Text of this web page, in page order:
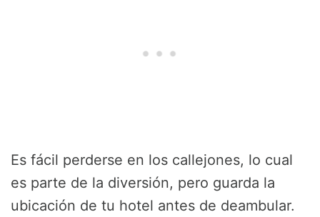
Es fácil perderse en los callejones, lo cual
es parte de la diversión, pero guarda la
ubicación de tu hotel antes de deambular.